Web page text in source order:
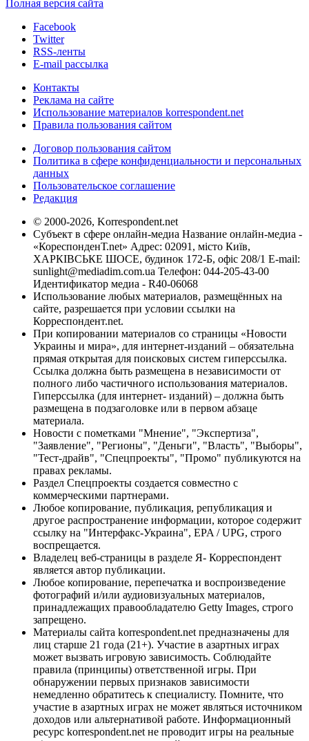
Полная версия сайта
Facebook
Twitter
RSS-ленты
E-mail рассылка
Контакты
Реклама на сайте
Использование материалов korrespondent.net
Правила пользования сайтом
Договор пользования сайтом
Политика в сфере конфиденциальности и персональных
данных
Пользовательское соглашение
Редакция
© 2000-2026, Korrespondent.net
Субъект в сфере онлайн-медиа Название онлайн-медиа -
«КореспонденТ.net» Адрес: 02091, місто Київ,
ХАРКІВСЬКЕ ШОСЕ, будинок 172-Б, офіс 208/1 E-mail:
sunlight@mediadim.com.ua Телефон: 044-205-43-00
Идентификатор медиа - R40-06068
Использование любых материалов, размещённых на
сайте, разрешается при условии ссылки на
Корреспондент.net.
При копировании материалов со страницы «Новости
Украины и мира», для интернет-изданий – обязательна
прямая открытая для поисковых систем гиперссылка.
Ссылка должна быть размещена в независимости от
полного либо частичного использования материалов.
Гиперссылка (для интернет- изданий) – должна быть
размещена в подзаголовке или в первом абзаце
материала.
Новости с пометками "Мнение", "Экспертиза",
"Заявление", "Регионы", "Деньги", "Власть", "Выборы",
"Тест-драйв", "Спецпроекты", "Промо" публикуются на
правах рекламы.
Раздел Спецпроекты создается совместно с
коммерческими партнерами.
Любое копирование, публикация, републикация и
другое распространение информации, которое содержит
ссылку на "Интерфакс-Украина", EPA / UPG, строго
воспрещается.
Владелец веб-страницы в разделе Я- Корреспондент
является автор публикации.
Любое копирование, перепечатка и воспроизведение
фотографий и/или аудиовизуальных материалов,
принадлежащих правообладателю Getty Images, строго
запрещено.
Материалы сайта korrespondent.net предназначены для
лиц старше 21 года (21+). Участие в азартных играх
может вызвать игровую зависимость. Соблюдайте
правила (принципы) ответственной игры. При
обнаружении первых признаков зависимости
немедленно обратитесь к специалисту. Помните, что
участие в азартных играх не может являться источником
доходов или альтернативой работе. Информационный
ресурс korrespondent.net не проводит игры на реальные